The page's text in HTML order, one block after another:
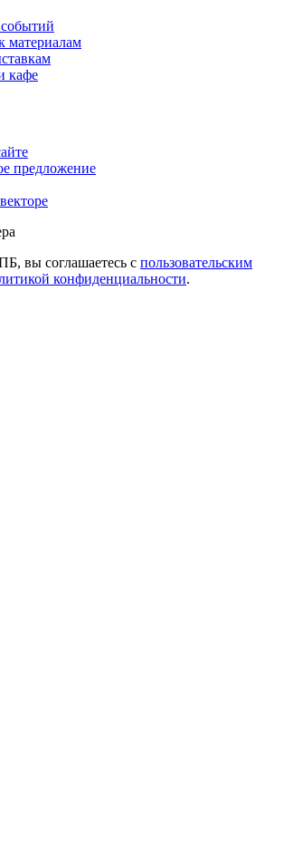
материалам
кафе
предложение
вы соглашаетесь с пользовательским
конфиденциальности.